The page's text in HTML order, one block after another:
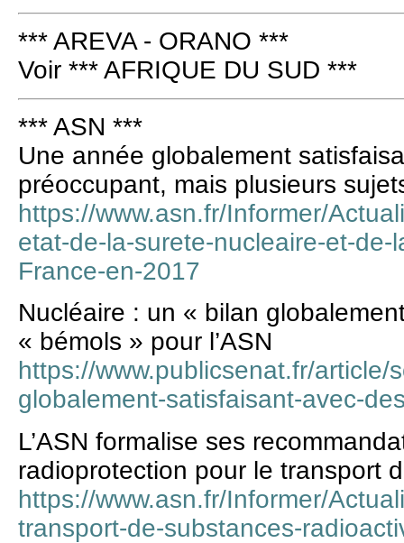
*** AREVA - ORANO ***
Voir *** AFRIQUE DU SUD ***
*** ASN ***
Une année globalement
préoccupant, mais plusieurs
https://www.asn.fr/Informer/
etat-de-la-surete-nucleaire-et-de-
France-en-2017
Nucléaire : un « bilan
« bémols » pour l’ASN
https://www.publicsenat.fr/article/
globalement-satisfaisant-avec-
L’ASN formalise ses
radioprotection pour le transport
https://www.asn.fr/Informer/
transport-de-substances-